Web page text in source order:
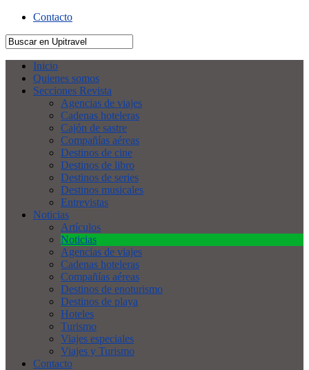
Contacto
Inicio
Quienes somos
Secciones Revista
Agencias de viajes
Cadenas hoteleras
Cajón de sastre
Compañías aéreas
Destinos de cine
Destinos de libro
Destinos de series
Destinos musicales
Entrevistas
Noticias
Artículos
Noticias
Agencias de viajes
Cadenas hoteleras
Compañías aéreas
Destinos de enoturismo
Destinos de playa
Hoteles
Turismo
Viajes especiales
Viajes y Turismo
Contacto